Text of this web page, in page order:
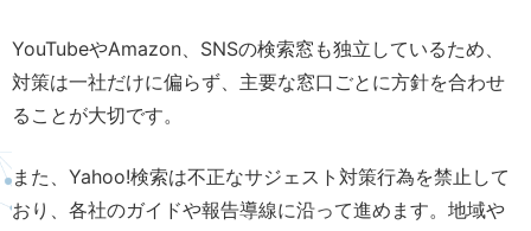
YouTubeやAmazon、SNSの検索窓も独立しているため、
対策は一社だけに偏らず、主要な窓口ごとに方針を合わせ
ることが大切です。
また、Yahoo!検索は不正なサジェスト対策行為を禁止して
おり、各社のガイドや報告導線に沿って進めます。地域や